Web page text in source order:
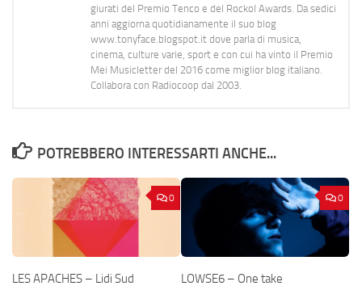
giurati del Premio Tenco e del Rockol Awards. Da sedici
anni aggiorna quotidianamente il suo blog
www.tonyface.blogspot.it dove parla di musica,
cinema, culture varie, sport e con cui ha vinto il Premio
Mei Musicletter del 2016 come miglior blog italiano.
Collabora con Radiocoop dal 2003.
POTREBBERO INTERESSARTI ANCHE...
0
LES APACHES – Lidi Sud
0
LOWSE6 – One take